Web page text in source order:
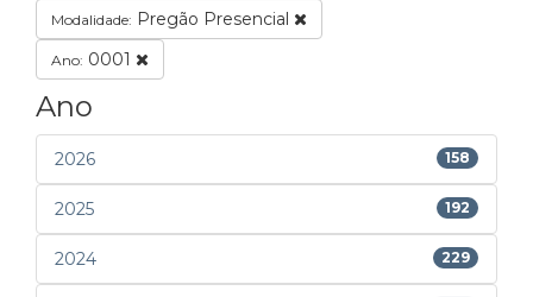
Modalidade: Pregão Presencial
Ano: 0001
Ano
2026 158
2025 192
2024 229